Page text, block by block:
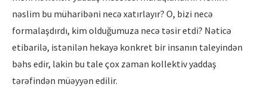
nəslim bu müharibəni necə xatırlayır? O, bizi necə
formalaşdırdı, kim olduğumuza necə təsir etdi? Nəticə
etibarilə, istənilən hekayə konkret bir insanın taleyindən
bəhs edir, lakin bu tale çox zaman kollektiv yaddaş
tərəfindən müəyyən edilir.